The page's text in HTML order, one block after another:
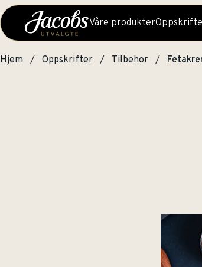
Våre produkter
Hjem Oppskrifter Tilbehor